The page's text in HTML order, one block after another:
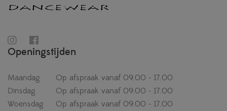
Openingstijden
Maandag
Op afspraak vanaf 09.00 - 17.00
Dinsdag
Op afspraak vanaf 09.00 - 17.00
Woensdag
Op afspraak vanaf 09.00 - 17.00